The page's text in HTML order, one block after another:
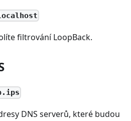
filtrování LoopBack.
DNS serverů, které budou